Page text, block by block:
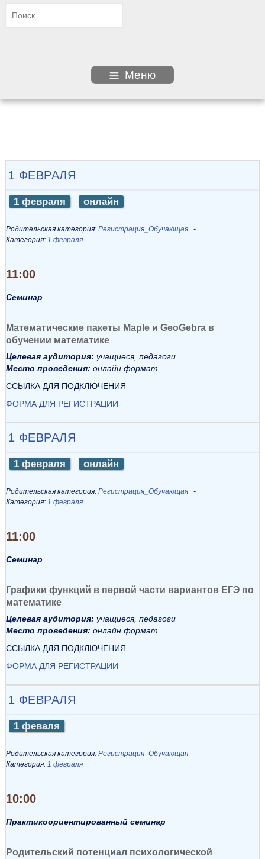
Меню
1 ФЕВРАЛЯ
1 февраля онлайн
Родительская категория: Регистрация_Обучающая
Категория: 1 февраля
11:00
Семинар
Математические пакеты Maple и GeoGebra в
обучении математике
Целевая аудитория: учащиеся, педагоги
Место проведения: онлайн формат
ССЫЛКА ДЛЯ ПОДКЛЮЧЕНИЯ
ФОРМА ДЛЯ РЕГИСТРАЦИИ
1 ФЕВРАЛЯ
1 февраля онлайн
Родительская категория: Регистрация_Обучающая
Категория: 1 февраля
11:00
Семинар
Графики функций в первой части вариантов ЕГЭ по
математике
Целевая аудитория: учащиеся, педагоги
Место проведения: онлайн формат
ССЫЛКА ДЛЯ ПОДКЛЮЧЕНИЯ
ФОРМА ДЛЯ РЕГИСТРАЦИИ
1 ФЕВРАЛЯ
1 феваля
Родительская категория: Регистрация_Обучающая
Категория: 1 февраля
10:00
Практикоориентированный семинар
Родительский потенциал психологической